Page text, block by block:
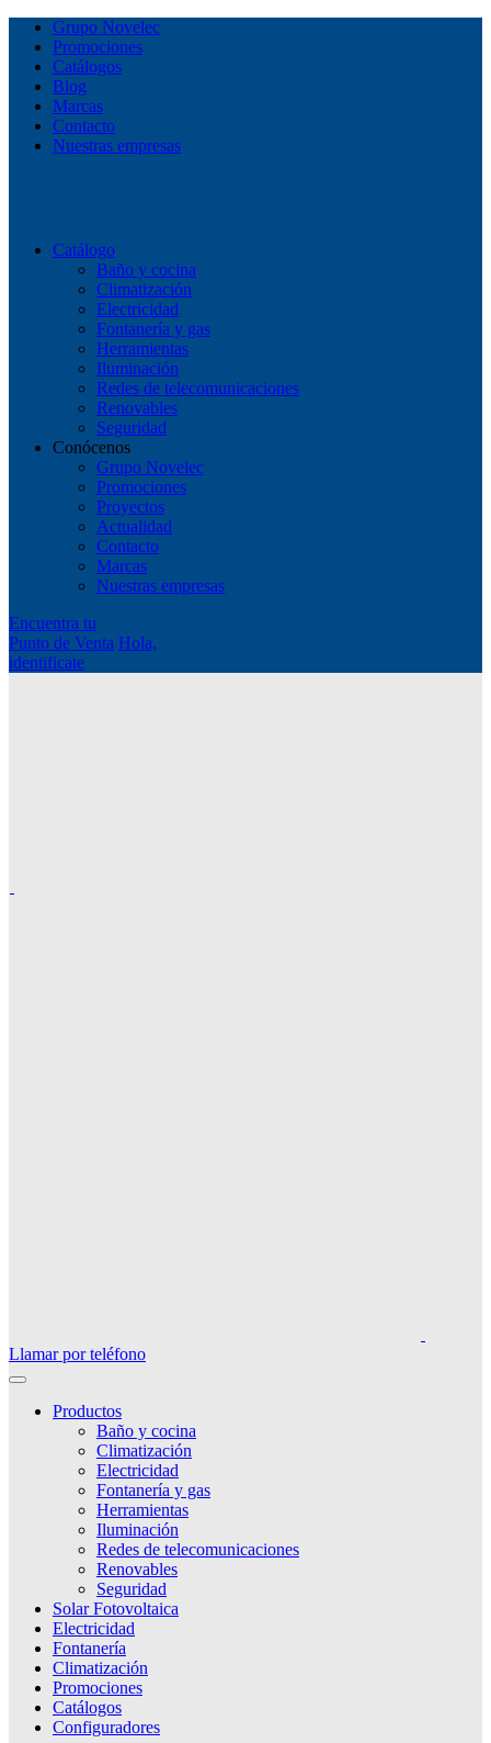
Grupo Novelec
Promociones
Catálogos
Blog
Marcas
Contacto
Nuestras empresas
Catálogo
Baño y cocina
Climatización
Electricidad
Fontanería y gas
Herramientas
Iluminación
Redes de telecomunicaciones
Renovables
Seguridad
Conócenos
Grupo Novelec
Promociones
Proyectos
Actualidad
Contacto
Marcas
Nuestras empresas
Encuentra tu
Punto de Venta Hola,
identificate
Llamar por teléfono
Productos
Baño y cocina
Climatización
Electricidad
Fontanería y gas
Herramientas
Iluminación
Redes de telecomunicaciones
Renovables
Seguridad
Solar Fotovoltaica
Electricidad
Fontanería
Climatización
Promociones
Catálogos
Configuradores